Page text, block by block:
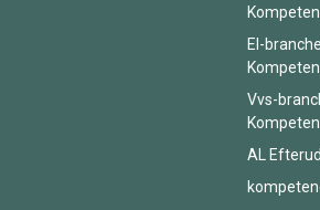
El-
Vvs-
AL